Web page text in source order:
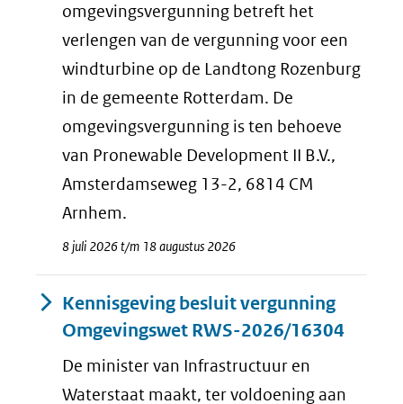
omgevingsvergunning betreft het
verlengen van de vergunning voor een
windturbine op de Landtong Rozenburg
in de gemeente Rotterdam. De
omgevingsvergunning is ten behoeve
van Pronewable Development II B.V.,
Amsterdamseweg 13-2, 6814 CM
Arnhem.
8 juli 2026 t/m 18 augustus 2026
Kennisgeving besluit vergunning
Omgevingswet RWS-2026/16304
De minister van Infrastructuur en
Waterstaat maakt, ter voldoening aan